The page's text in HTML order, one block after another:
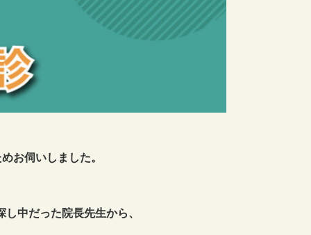
お伺いしました。
中だった院長先生から、